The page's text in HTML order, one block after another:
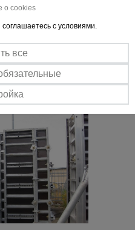
–
работа
о cookies
с условиями.
все